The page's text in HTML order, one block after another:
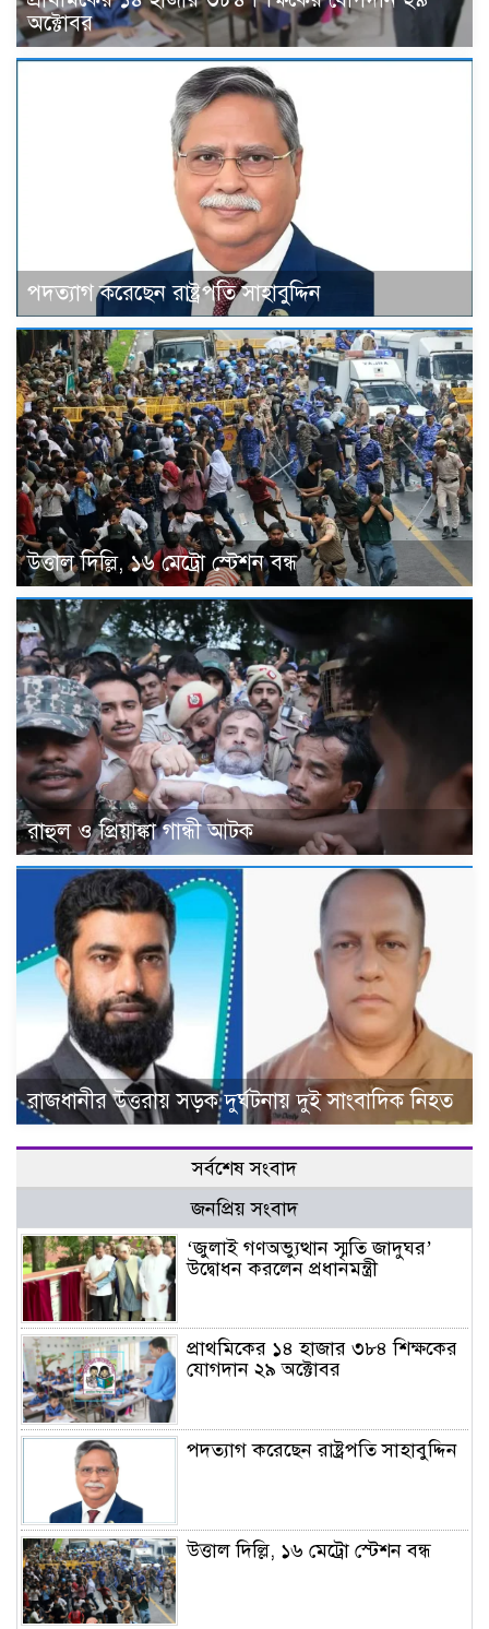
অক্টোবর
পদত্যাগ করেছেন রাষ্ট্রপতি সাহাবুদ্দিন
উত্তাল দিল্লি, ১৬ মেট্রো স্টেশন বন্ধ
রাহুল ও প্রিয়াঙ্কা গান্ধী আটক
রাজধানীর উত্তরায় সড়ক দুর্ঘটনায় দুই সাংবাদিক নিহত
সর্বশেষ সংবাদ
জনপ্রিয় সংবাদ
‘জুলাই গণঅভ্যুত্থান স্মৃতি জাদুঘর’
উদ্বোধন করলেন প্রধানমন্ত্রী
প্রাথমিকের ১৪ হাজার ৩৮৪ শিক্ষকের
যোগদান ২৯ অক্টোবর
পদত্যাগ করেছেন রাষ্ট্রপতি সাহাবুদ্দিন
উত্তাল দিল্লি, ১৬ মেট্রো স্টেশন বন্ধ